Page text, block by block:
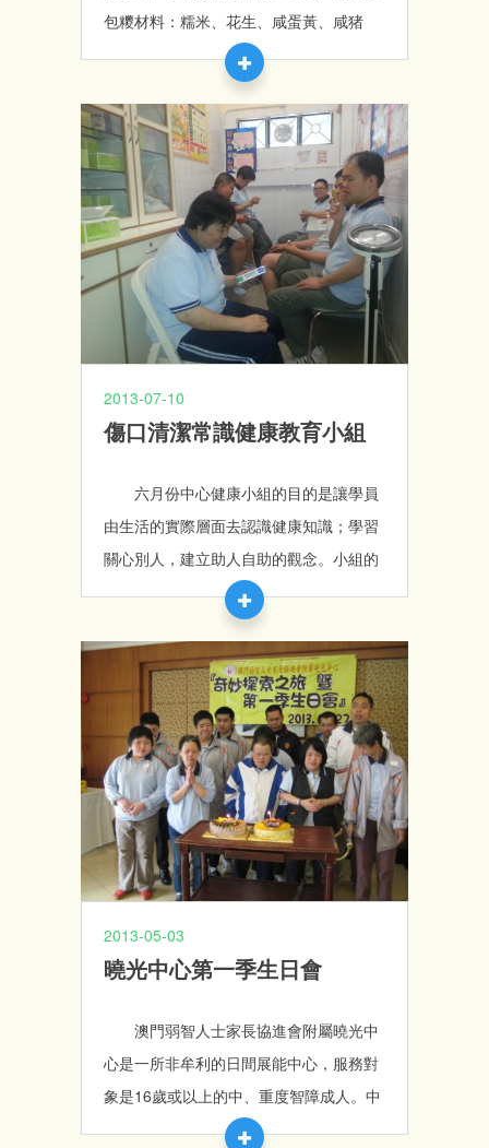
包糭材料：糯米、花生、咸蛋黃、咸猪
肉、綠豆仁；學員分組親身學習包糭子，
學員在職員指導下選糭葉做成兜，自選材
料包成糭。學員開心地將2只自己包的糭
子帶回家送給家人。
2013-07-10
傷口清潔常識健康教育小組
六月份中心健康小組的目的是讓學員
由生活的實際層面去認識健康知識；學習
關心別人，建立助人自助的觀念。小組的
內容包括：學習傷口清潔常識、了解生理
鹽水、酒精片、優碘的用法等。透過了6
人的小組；學員雖然受認知及溝通表達能
力的限制，但小組中學員間互相提醒，用
圖片及短片促進學員的理解；小組讓更多
學員關注健康常識，學員們和睦相處。
2013-05-03
曉光中心第一季生日會
澳門弱智人士家長協進會附屬曉光中
心是一所非牟利的日間展能中心，服務對
象是16歲或以上的中、重度智障成人。中
心主要為他們提供適切的服務，從而「提